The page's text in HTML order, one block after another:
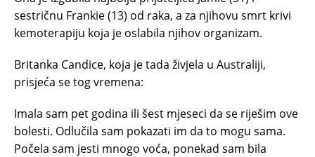
sestričnu Frankie (13) od raka, a za njihovu smrt krivi
kemoterapiju koja je oslabila njihov organizam.
Britanka Candice, koja je tada živjela u Australiji,
prisjeća se tog vremena:
Imala sam pet godina ili šest mjeseci da se riješim ove
bolesti. Odlučila sam pokazati im da to mogu sama.
Počela sam jesti mnogo voća, ponekad sam bila